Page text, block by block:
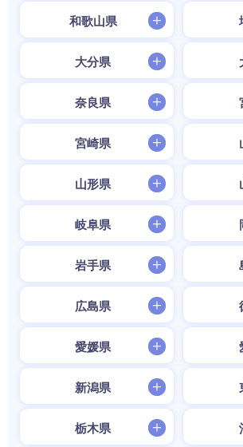
和歌山県
大分県
奈良県
宮崎県
山形県
岐阜県
岩手県
広島県
愛媛県
新潟県
栃木県